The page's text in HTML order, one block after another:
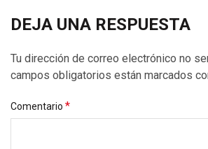
DEJA UNA RESPUESTA
Tu dirección de correo electrónico no
campos obligatorios están marcados
Comentario *